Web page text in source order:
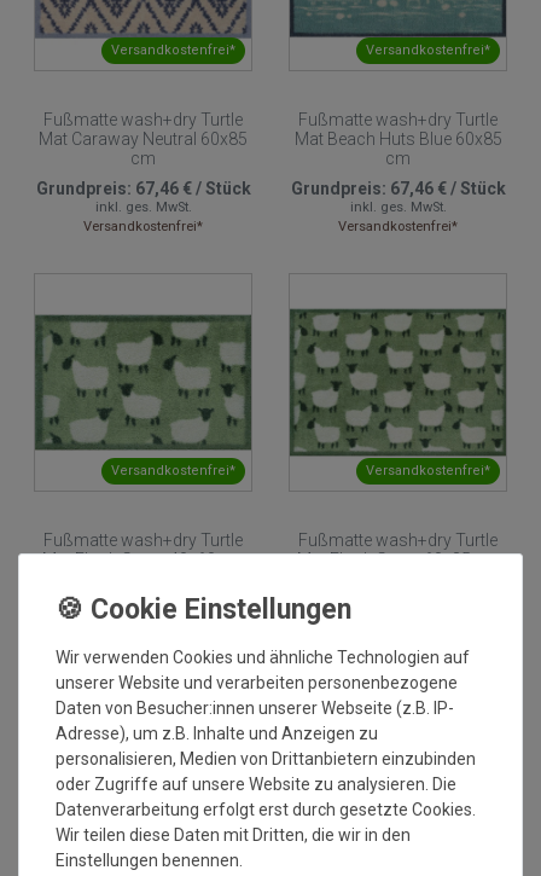
Versandkostenfrei*
Fußmatte wash+dry Turtle
Mat Caraway Neutral 60x85
cm
Grundpreis: 67,46 €/Stück
inkl. ges. MwSt.
Versandkostenfrei*
Versandkostenfrei*
Fußmatte wash+dry Turtle
Mat Beach Huts Blue 60x85
cm
Grundpreis: 67,46 €/Stück
inkl. ges. MwSt.
Versandkostenfrei*
Versandkostenfrei*
Fußmatte wash+dry Turtle
Mat Flock Green 40x60 cm
Grundpreis:35,96 €/Stück
Versandkostenfrei*
Fußmatte wash+dry Turtle
Mat Flock Green 60x85 cm
Grundpreis:
Wir verwenden Cookies und ähnliche Technologien auf
unserer Website und verarbeiten personenbezogene
Daten von Besucher:innen unserer Webseite (z.B. IP-
Adresse), um z.B. Inhalte und Anzeigen zu
personalisieren, Medien von Drittanbietern einzubinden
oder Zugriffe auf unsere Website zu analysieren. Die
Datenverarbeitung erfolgt erst durch gesetzte Cookies.
Wir teilen diese Daten mit Dritten, die wir in den
Einstellungen benennen.